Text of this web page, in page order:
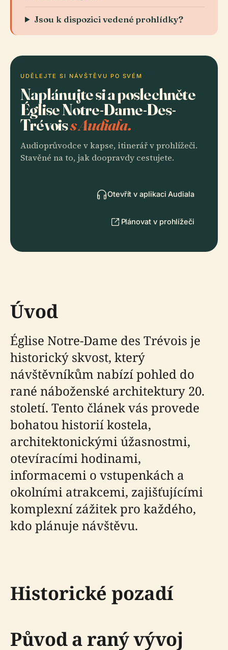
Jsou k dispozici vedené prohlídky?
UDĚLEJTE SI NÁVŠTĚVU PO SVÉM
Naplánujte si a poslechněte
Église Notre-Dame-Des-
Trévoiss Audiala.
Audioprůvodce v kapse, itinerář v prohlížeči.
Stavěné na to, jak doopravdy cestujete.
Otevřít v aplikaci Audiala
Plánovat v prohlížeči
Úvod
Église Notre-Dame des Trévois je
historický skvost, který
návštěvníkům nabízí pohled do
rané náboženské architektury 20.
století. Tento článek vás provede
bohatou historií kostela,
architektonickými úžasnostmi,
otevíracími hodinami,
informacemi o vstupenkách a
okolními atrakcemi, zajišťujícími
komplexní zážitek pro každého,
kdo plánuje návštěvu.
Historické pozadí
Původ a raný vývoj